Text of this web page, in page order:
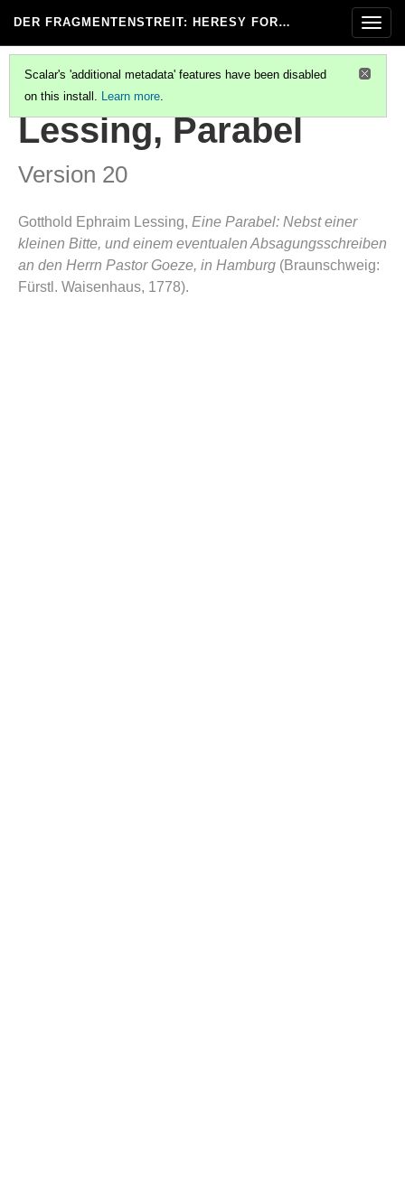
DER FRAGMENTENSTREIT: HERESY FOR…
Scalar's 'additional metadata' features have been disabled
on this install. Learn more.
LESSING, ANTI-GOEZE 1
Lessing, Parabel
Version 20
Gotthold Ephraim Lessing, Eine Parabel: Nebst einer
kleinen Bitte, und einem eventualen Absagungsschreiben
an den Herrn Pastor Goeze, in Hamburg (Braunschweig:
Fürstl. Waisenhaus, 1778).